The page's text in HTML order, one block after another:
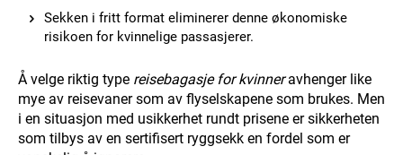
Sekken i fritt format eliminerer denne økonomiske
risikoen for kvinnelige passasjerer.
Å velge riktig type reisebagasje for kvinneravhenger like
mye av reisevaner som av flyselskapene som brukes. Men
i en situasjon med usikkerhet rundt prisene er sikkerheten
som tilbys av en sertifisert ryggsekk en fordel som er